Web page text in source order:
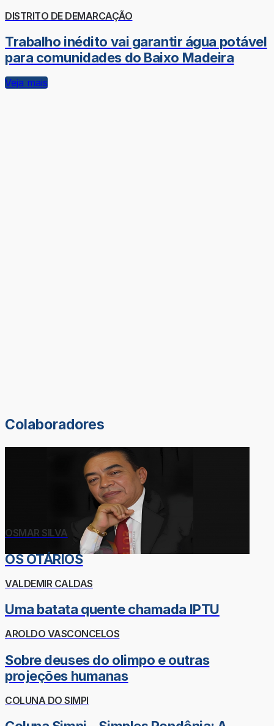
DISTRITO DE DEMARCAÇÃO
Trabalho inédito vai garantir água potável
para comunidades do Baixo Madeira
Veja mais
Colaboradores
OSMAR SILVA
OS OTÁRIOS
VALDEMIR CALDAS
Uma batata quente chamada IPTU
AROLDO VASCONCELOS
Sobre deuses do olimpo e outras
projeções humanas
COLUNA DO SIMPI